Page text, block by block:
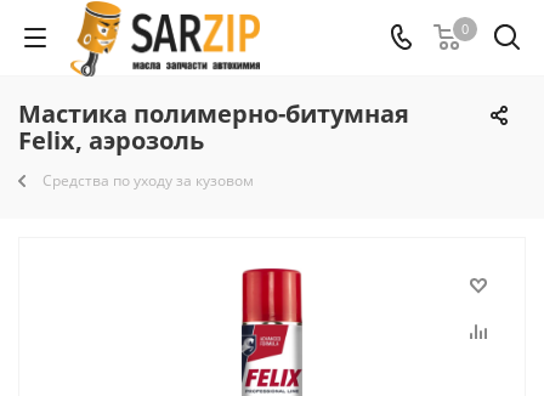
0
Мастика полимерно-битумная
Felix, аэрозоль
Средства по уходу за кузовом